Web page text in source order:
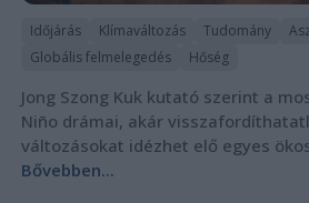
Időjárás Klímaváltozás Tudomány
Globális felmelegedés
Hőség
Jong Szong Kuk kutató szerint a
Niño drámai, akár
változásokat idézhet elő egyes
Bővebben...